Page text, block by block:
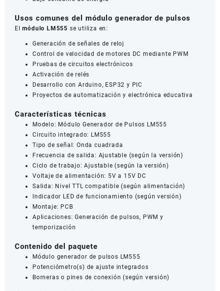
Usos comunes del módulo generador de pulsos
Elmódulo LM555 se utiliza en:
Generación de señales de reloj
Control de velocidad de motores DC mediante PWM
Pruebas de circuitos electrónicos
Activación de relés
Desarrollo con Arduino, ESP32 y PIC
Proyectos de automatización y electrónica educativa
Características técnicas
Modelo: Módulo Generador de Pulsos LM555
Circuito integrado: LM555
Tipo de señal: Onda cuadrada
Frecuencia de salida: Ajustable (según la versión)
Ciclo de trabajo: Ajustable (según la versión)
Voltaje de alimentación: 5V a 15V DC
Salida: Nivel TTL compatible (según alimentación)
Indicador LED de funcionamiento (según versión)
Montaje: PCB
Aplicaciones: Generación de pulsos, PWM y
temporización
Contenido del paquete
Módulo generador de pulsos LM555
Potenciómetro(s) de ajuste integrados
Borneras o pines de conexión (según versión)